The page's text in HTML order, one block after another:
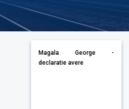
Magala George -
declaratie avere